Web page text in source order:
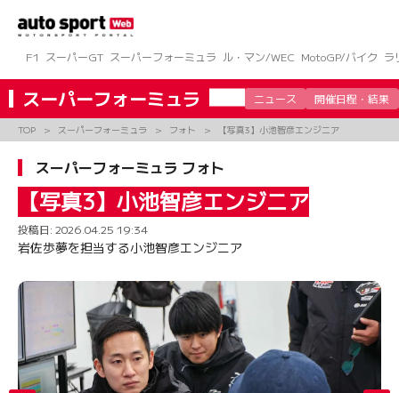
ツ
へ
ス
キ
ッ
F1 スーパーGT スーパーフォーミュラ ル・マン/WEC MotoGP/バイク ラ
スーパーフォーミュラ ニュース 開催日程・結果
TOP スーパーフォーミュラ フォト 【写真3】小池智彦エンジニア
スーパーフォーミュラ フォト
【写真3】小池智彦エンジニア
投稿日: 2026.04.25 19:34
岩佐歩夢を担当する小池智彦エンジニア